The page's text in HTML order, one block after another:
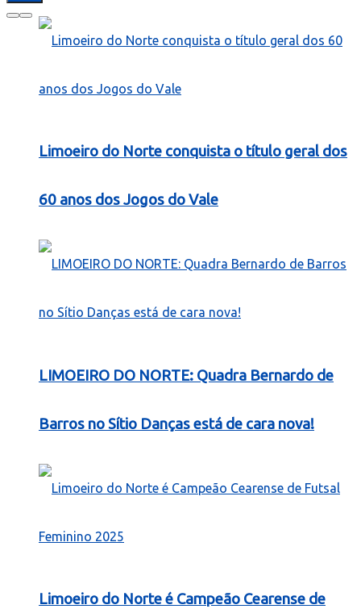
Limoeiro do Norte conquista o título geral dos
60 anos dos Jogos do Vale
LIMOEIRO DO NORTE: Quadra Bernardo de
Barros no Sítio Danças está de cara nova!
Limoeiro do Norte é Campeão Cearense de